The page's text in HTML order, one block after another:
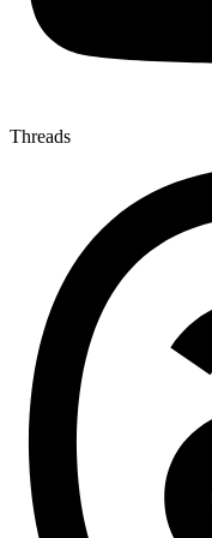
Threads